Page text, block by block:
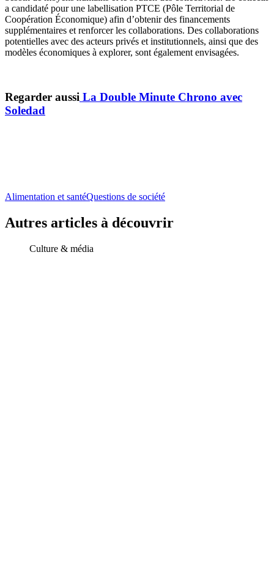
a candidaté pour une labellisation PTCE (Pôle Territorial de
Coopération Économique) afin d’obtenir des financements
supplémentaires et renforcer les collaborations. Des collaborations
potentielles avec des acteurs privés et institutionnels, ainsi que des
modèles économiques à explorer, sont également envisagées.
Regarder aussi La Double Minute Chrono avec
Soledad
Alimentation et santéQuestions de société
Autres articles à découvrir
Culture & média